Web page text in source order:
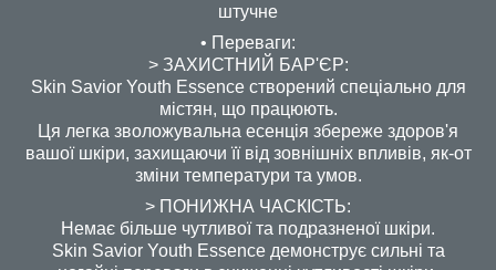
штучне
• Переваги:
> ЗАХИСТНИЙ БАР'ЄР:
Skin Savior Youth Essence створений спеціально для
містян, що працюють.
Ця легка зволожувальна есенція збереже здоров'я
вашої шкіри, захищаючи її від зовнішніх впливів, як-от
зміни температури та умов.
> ПОНИЖНА ЧАСКІСТЬ:
Немає більше чутливої та подразненої шкіри.
Skin Savior Youth Essence демонструє сильні та